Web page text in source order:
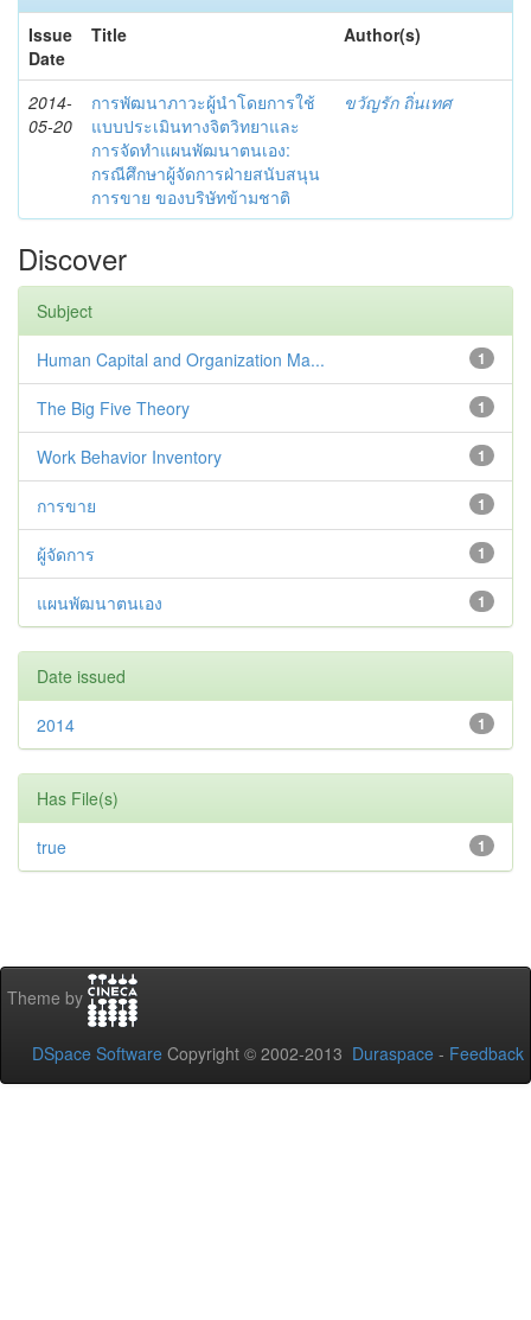
Issue
Date
Title Author(s)
2014-
05-20
การพัฒนาภาวะผู้นำโดยการใช้
แบบประเมินทางจิตวิทยาและ
การจัดทำแผนพัฒนาตนเอง:
กรณีศึกษาผู้จัดการฝ่ายสนับสนุน
การขาย ของบริษัทข้ามชาติ
ขวัญรัก ถิ่นเทศ
Discover
Subject
1
Human Capital and Organization Ma...
1
The Big Five Theory
1
Work Behavior Inventory
1
การขาย
1
ผู้จัดการ
1
แผนพัฒนาตนเอง
Date issued
1
2014
Has File(s)
1
true
Theme by
DSpace Software Copyright © 2002-2013 Duraspace - Feedback